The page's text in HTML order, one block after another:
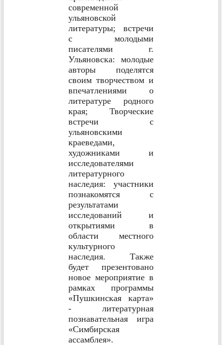
современной
ульяновской
литературы; встречи
с молодыми
писателями г.
Ульяновска: молодые
авторы поделятся
своим творчеством и
впечатлениями о
литературе родного
края; Творческие
встречи с
ульяновскими
краеведами,
художниками и
исследователями
литературного
наследия: участники
познакомятся с
результатами
исследований и
открытиями в
области местного
культурного
наследия. Также
будет презентовано
новое мероприятие в
рамках программы
«Пушкинская карта»
- литературная
познавательная игра
«Симбирская
ассамблея».